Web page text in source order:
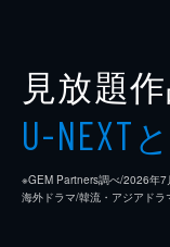
見放題
U-NEXT
※GEM Partners調べ/2026年7
海外ドラマ/韓流・アジアドラ